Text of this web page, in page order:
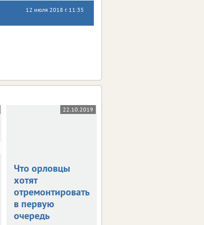
12 июля 2018 г. 11:35
22.10.2019
Что орловцы
хотят
отремонтировать
в первую
очередь